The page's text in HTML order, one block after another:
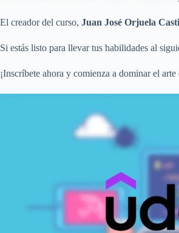
El creador del curso, Juan José Orjuela
Si estás listo para llevar tus habilidades al
¡Inscríbete ahora y comienza a dominar el